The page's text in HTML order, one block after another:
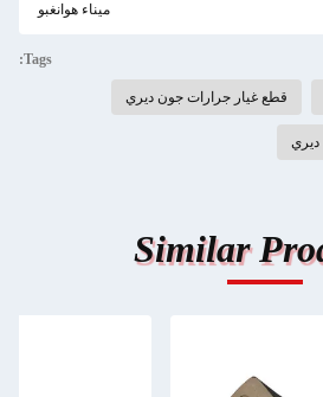
ميناء هوانغبو
Tags:
قطع غيار جرارات جون ديري
Similar